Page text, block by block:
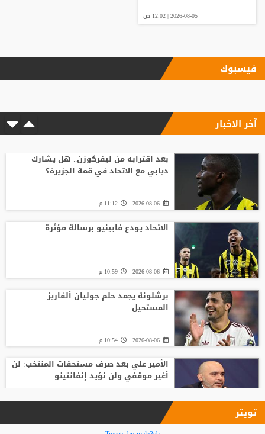
2026-08-05 | 12:02 ص
فيسبوك
آخر الاخبار
بعد اقترابه من ليفركوزن.. هل يشارك
ديابي مع الاتحاد في قمة الجزيرة؟
2026-08-06 11:12 م
الاتحاد يودع فابينيو برسالة مؤثرة
2026-08-06 10:59 م
برشلونة يجمد حلم جوليان ألفاريز
المستحيل
2026-08-06 10:54 م
الأمير علي بعد صرف مستحقات المنتخب: لن
أغير موقفي ولن نؤيد إنفانتينو
تويتر